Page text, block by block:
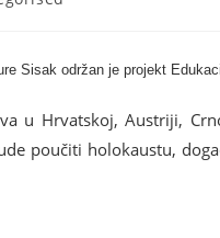
Sisak održan je projekt
u Hrvatskoj, Austriji,
poučiti holokaustu,